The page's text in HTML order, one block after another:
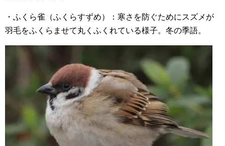
・ふくら雀（ふくらすずめ）：寒さを防ぐためにスズメが
羽毛をふくらませて丸くふくれている様子。冬の季語。